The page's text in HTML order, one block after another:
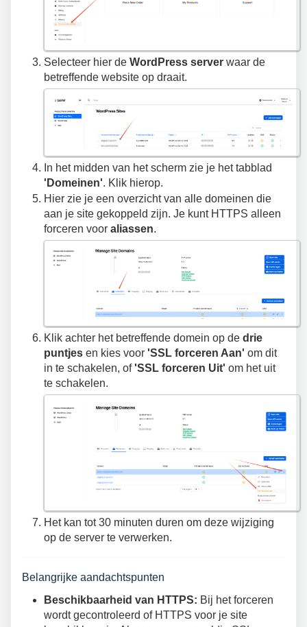
Selecteer hier de WordPress server waar de
betreffende website op draait.
In het midden van het scherm zie je het tabblad
'Domeinen'. Klik hierop.
Hier zie je een overzicht van alle domeinen die
aan je site gekoppeld zijn. Je kunt HTTPS alleen
forceren voor aliassen.
Klik achter het betreffende domein op de drie
puntjes en kies voor 'SSL forceren Aan' om dit
in te schakelen, of'SSL forceren Uit' om het uit
te schakelen.
Het kan tot 30 minuten duren om deze wijziging
op de server te verwerken.
Belangrijke aandachtspunten
Beschikbaarheid van HTTPS: Bij het forceren
wordt gecontroleerd of HTTPS voor je site